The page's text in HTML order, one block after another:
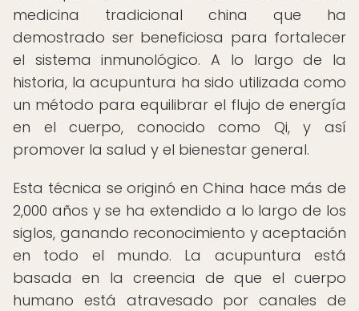
medicina tradicional china que ha
demostrado ser beneficiosa para fortalecer
el sistema inmunológico. A lo largo de la
historia, la acupuntura ha sido utilizada como
un método para equilibrar el flujo de energía
en el cuerpo, conocido como Qi, y así
promover la salud y el bienestar general.
Esta técnica se originó en China hace más de
2,000 años y se ha extendido a lo largo de los
siglos, ganando reconocimiento y aceptación
en todo el mundo. La acupuntura está
basada en la creencia de que el cuerpo
humano está atravesado por canales de